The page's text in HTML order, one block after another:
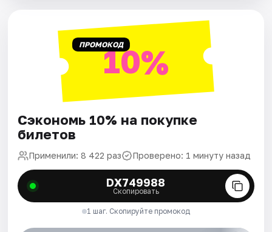
ПРОМОКОД10%
Сэкономь 10% на покупке
билетов
Применили: 8 422 раз Проверено: 1 минуту назад
DX749988
Скопировать
1 шаг. Скопируйте промокод